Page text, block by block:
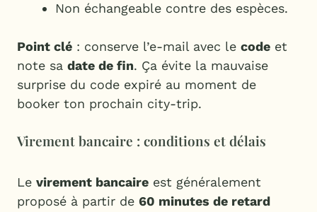
Non échangeable contre des espèces.
Point clé : conserve l’e-mail avec le code et
note sa date de fin. Ça évite la mauvaise
surprise du code expiré au moment de
booker ton prochain city-trip.
Virement bancaire : conditions et délais
Le virement bancaire est généralement
proposé à partir de 60 minutes de retard